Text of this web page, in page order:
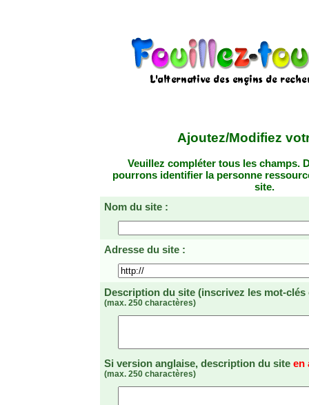
Ajoutez/Modifiez
Veuillez compléter tous les champs.
pourrons identifier la personne
site.
Nom du site :
Adresse du site :
Description du site (inscrivez les mot-
(max. 250 charactères)
Si version anglaise, description du site en
(max. 250 charactères)